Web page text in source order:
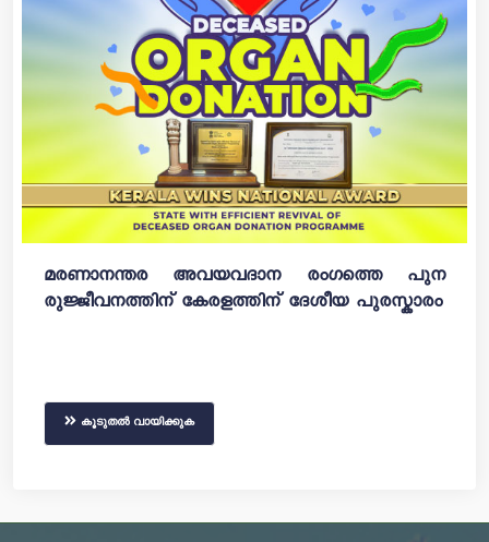
മരണാനന്തര അവയവദാന രംഗത്തെ പുന
രുജ്ജീവനത്തിന് കേരളത്തിന് ദേശീയ പുരസ്കാരം
കൂടുതൽ വായിക്കുക